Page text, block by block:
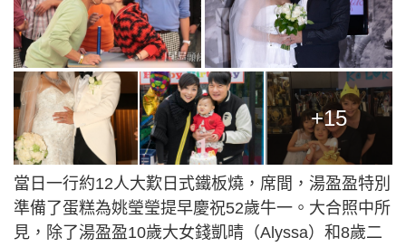
+15
當日一行約12人大歎日式鐵板燒，席間，湯盈盈特別
準備了蛋糕為姚瑩瑩提早慶祝52歲牛一。大合照中所
見，除了湯盈盈10歲大女錢凱晴（Alyssa）和8歲二